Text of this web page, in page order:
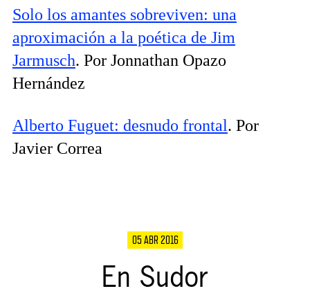
Solo los amantes sobreviven: una
aproximación a la poética de Jim
Jarmusch. Por Jonnathan Opazo
Hernández
Alberto Fuguet: desnudo frontal. Por
Javier Correa
05 ABR 2016
En Sudor